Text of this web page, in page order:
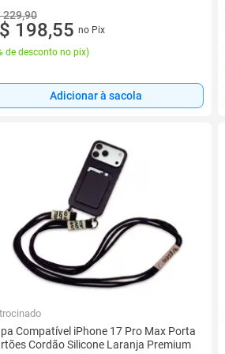
229,90
198,55 no Pix
de desconto no pix)
Adicionar à sacola
Compatível iPhone 17 Pro Max Porta
Cordão Silicone Laranja Premium